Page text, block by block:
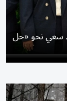
سعي نحو «حل